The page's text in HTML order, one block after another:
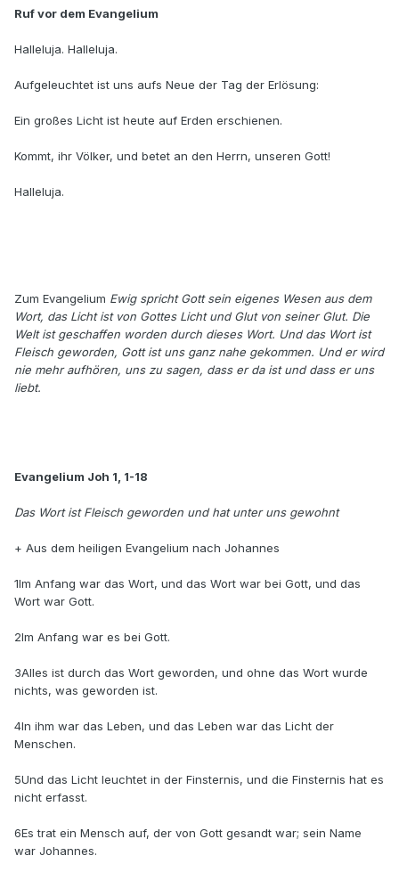
Ruf vor dem Evangelium
Halleluja. Halleluja.
Aufgeleuchtet ist uns aufs Neue der Tag der Erlösung:
Ein großes Licht ist heute auf Erden erschienen.
Kommt, ihr Völker, und betet an den Herrn, unseren Gott!
Halleluja.
Zum Evangelium Ewig spricht Gott sein eigenes Wesen aus dem
Wort, das Licht ist von Gottes Licht und Glut von seiner Glut. Die
Welt ist geschaffen worden durch dieses Wort. Und das Wort ist
Fleisch geworden, Gott ist uns ganz nahe gekommen. Und er wird
nie mehr aufhören, uns zu sagen, dass er da ist und dass er uns
liebt.
Evangelium Joh 1, 1-18
Das Wort ist Fleisch geworden und hat unter uns gewohnt
+ Aus dem heiligen Evangelium nach Johannes
1Im Anfang war das Wort, und das Wort war bei Gott, und das
Wort war Gott.
2Im Anfang war es bei Gott.
3Alles ist durch das Wort geworden, und ohne das Wort wurde
nichts, was geworden ist.
4In ihm war das Leben, und das Leben war das Licht der
Menschen.
5Und das Licht leuchtet in der Finsternis, und die Finsternis hat es
nicht erfasst.
6Es trat ein Mensch auf, der von Gott gesandt war; sein Name
war Johannes.